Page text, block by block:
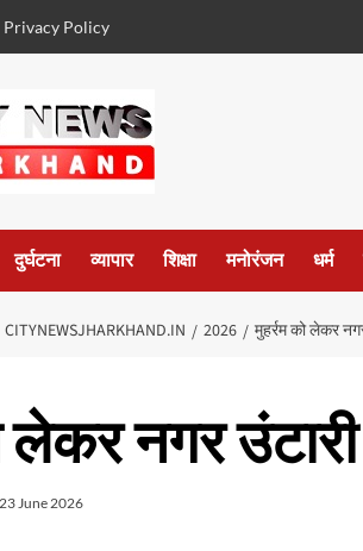
Privacy Policy
दुर्घटना व्यापार शिक्षा मनोरंजन धर्म
CITYNEWSJHARKHAND.IN 2026 मुहर्रम को लेकर
लेकर नगर
23 June 2026